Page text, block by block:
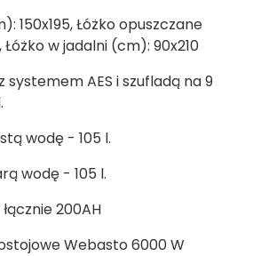
150x195, Łóżko opuszczane
Łóżko w jadalni (cm): 90x210
systemem AES i szufladą na 9
wodę - 105 l.
wodę - 105 l.
200AH
Webasto 6000 W